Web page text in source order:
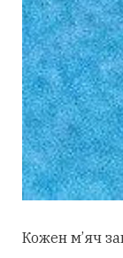
Кожен м’яч